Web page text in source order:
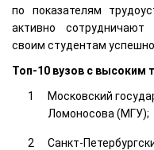
по показателям
активно сотрудничают
своим студентам
Топ-10 вузов с высоким
Московский
Ломоносова (МГУ);
Санкт-